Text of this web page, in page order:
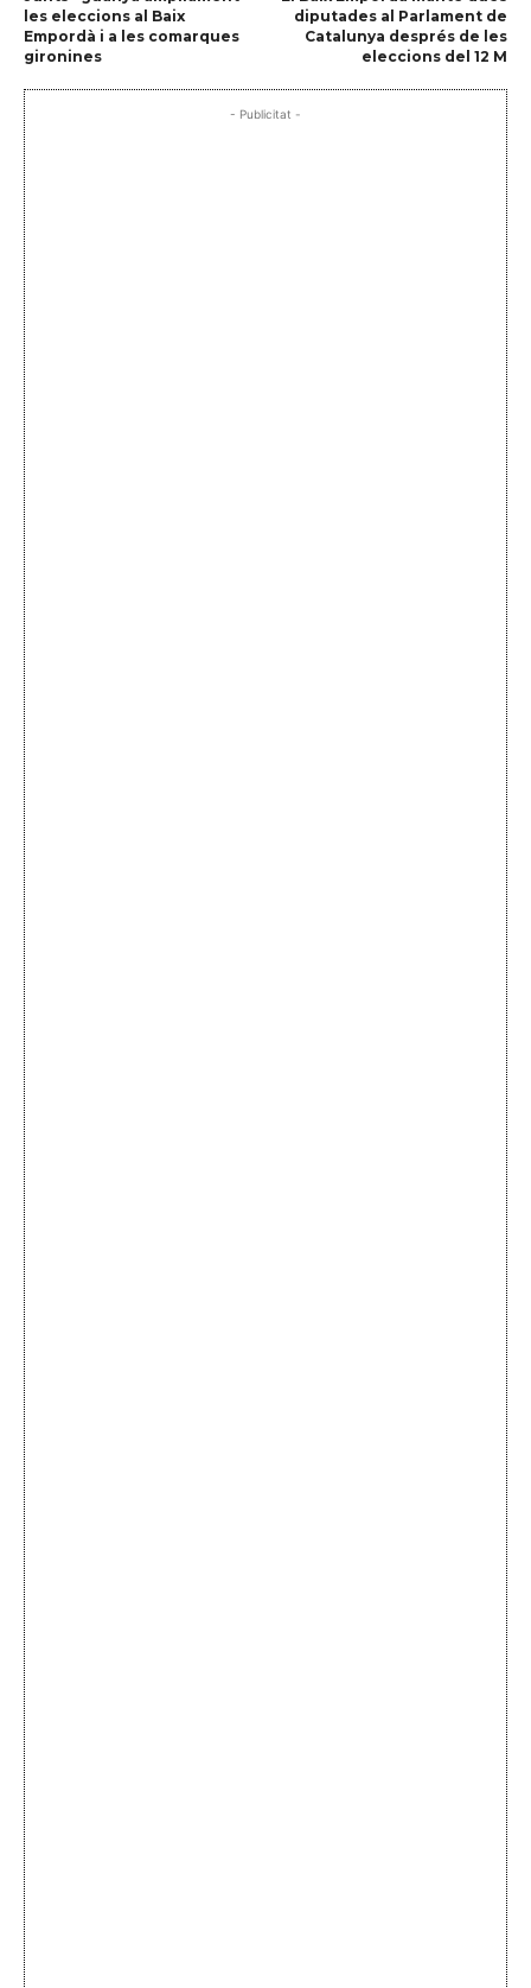
les eleccions al Baix
Empordà i a les comarques
gironines
diputades al Parlament de
Catalunya després de les
eleccions del 12 M
- Publicitat -